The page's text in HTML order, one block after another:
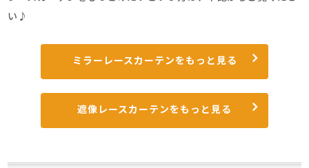
い♪
ミラーレースカーテンをもっと見る
遮像レースカーテンをもっと見る